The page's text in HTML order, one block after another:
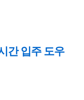
간 입주 도우